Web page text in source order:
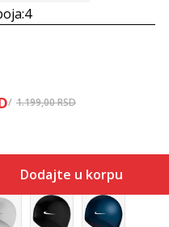
4
1.199,00RSD
Dodajte u korpu